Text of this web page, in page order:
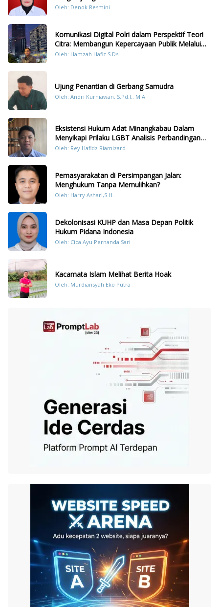
Oleh: Denok Resmini
Komunikasi Digital Polri dalam Perspektif Teori
Citra: Membangun Kepercayaan Publik Melalui
Konten Humanis Kesiapsiagaan Bencana di
Oleh: Hamzah Hafiz S.Ds.
Ujung Penantian di Gerbang Samudra
Oleh: Andri Kurniawan, S.Pd.I., M.A.
Eksistensi Hukum Adat Minangkabau Dalam
Menyikapi Prilaku LGBT Analisis Perbandingan
Dengan Hukum Pidana
Oleh: Rey Hafidz Riamizard
Pemasyarakatan di Persimpangan Jalan:
Menghukum Tanpa Memulihkan?
Oleh: Harry Ashari,S.H.
Dekolonisasi KUHP dan Masa Depan Politik
Hukum Pidana Indonesia
Oleh: Cica Ayu Pernanda Sari
Kacamata Islam Melihat Berita Hoak
Oleh: Murdiansyah Eko Putra